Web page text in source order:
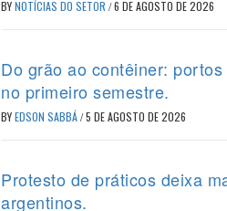
BYNOTÍCIAS DO SETOR /6 DE AGOSTO DE 2026
Do grão ao contêiner:
no primeiro semestre.
BYEDSON SABBÁ/5 DE AGOSTO DE 2026
Protesto de práticos deixa
argentinos.